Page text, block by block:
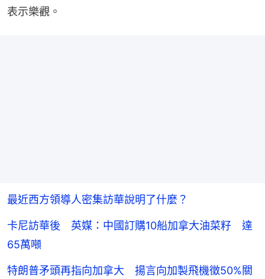
表示樂觀。
最近西方領導人密集訪華說明了什麼？
卡尼訪華後 英媒：中國訂購10船加拿大油菜籽 達
65萬噸
特朗普矛頭再指向加拿大 揚言向加製飛機徵50%關